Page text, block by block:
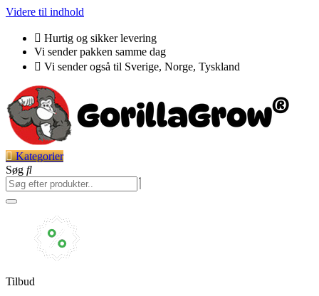
Videre til indhold
Hurtig og sikker levering
Vi sender pakken samme dag
Vi sender også til Sverige, Norge, Tyskland
Kategorier
Søg
Tilbud